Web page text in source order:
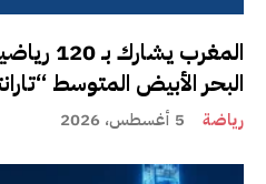
المغرب
البحر الأبيض المتوسط “تارانتو
رياضة 5 أغسطس، 2026